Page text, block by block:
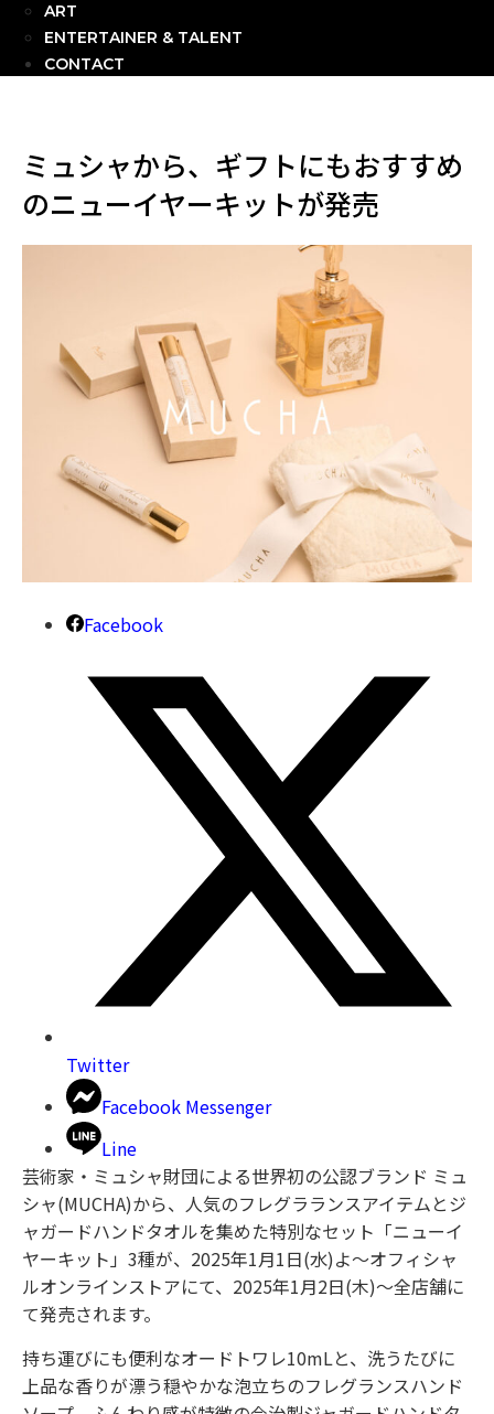
ART
ENTERTAINER & TALENT
CONTACT
ミュシャから、ギフトにもおすすめ
のニューイヤーキットが発売
Facebook
Twitter
Facebook Messenger
Line
芸術家・ミュシャ財団による世界初の公認ブランド ミュ
シャ(MUCHA)から、人気のフレグラランスアイテムとジ
ャガードハンドタオルを集めた特別なセット「ニューイ
ヤーキット」3種が、2025年1月1日(水)よ〜オフィシャ
ルオンラインストアにて、2025年1月2日(木)〜全店舗に
て発売されます。
持ち運びにも便利なオードトワレ10mLと、洗うたびに
上品な香りが漂う穏やかな泡立ちのフレグランスハンド